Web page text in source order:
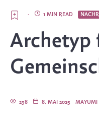
1 MIN READ
·
Archetyp
MAYUMI
8. MAI 2025
238